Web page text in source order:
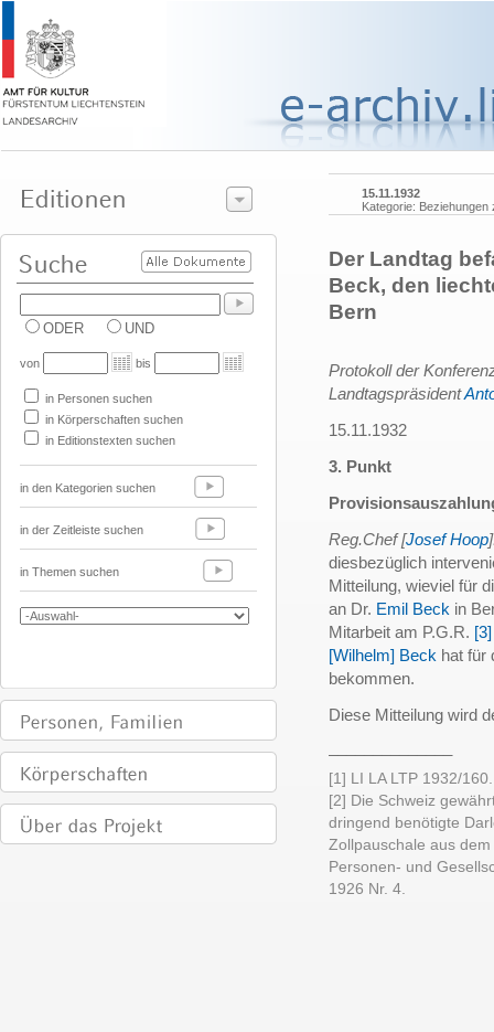
ODER UND
von bis
in Personen suchen
in Körperschaften suchen
in Editionstexten suchen
in den Kategorien suchen
in der Zeitleiste suchen
in Themen suchen
15.11.1932
Kategorie: Beziehungen
Der Landtag
Beck, den
Bern
Protokoll der
Landtagspräsident
15.11.1932
3. Punkt
Reg.Chef [Josef Hoop
diesbezüglich
Mitteilung, wieviel für
an Dr. Emil Beck in
Mitarbeit am P.G.R. [3]
[Wilhelm] Beck hat für
bekommen.
Diese Mitteilung wird
[1] LI LA LTP 1932/160.
[2] Die Schweiz
dringend benötigte
Zollpauschale aus
Personen- und
1926 Nr. 4.